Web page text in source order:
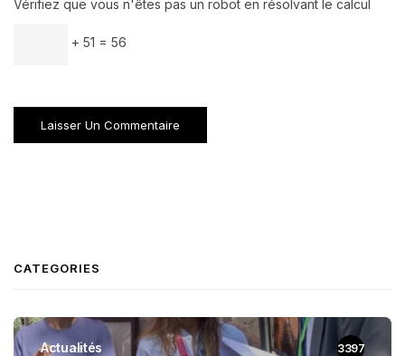
Vérifiez que vous n'êtes pas un robot en résolvant le calcul
+ 51 = 56
CATEGORIES
Actualités 3397